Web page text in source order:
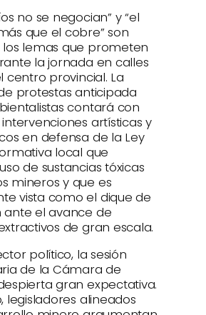
no se negocian” y “el
que el cobre” son
los lemas que prometen
la jornada en calles
centro provincial. La
protestas anticipada
contará con
artísticas y
en defensa de la Ley
local que
de sustancias tóxicas
mineros y que es
vista como el dique de
el avance de
de gran escala.
político, la sesión
de la Cámara de
gran expectativa.
legisladores alineados